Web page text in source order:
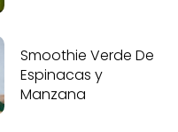
Smoothie Verde De
Espinacas y
Manzana